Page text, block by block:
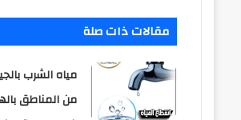
مقالات ذات صلة
مياه الشرب
من المناطق